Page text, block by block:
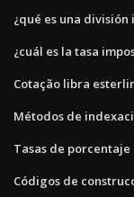
¿qué es una división
¿cuál es la tasa
Cotação libra
Métodos de
Tasas de porcentaje
Códigos de